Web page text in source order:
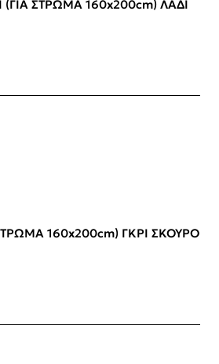
(ΓΙΑ ΣΤΡΩΜΑ 160x200cm) ΛΑΔΙ
160x200cm) ΓΚΡΙ ΣΚΟΥΡΟ